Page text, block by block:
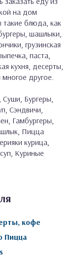
на дом
такие блюда, как
шашлыки,
грузинская
паста,
кухня, десерты,
другое.
Бургеры,
Сэндвичи,
Гамбургеры,
Пицца
курица,
Куриные
кофе
Пицца